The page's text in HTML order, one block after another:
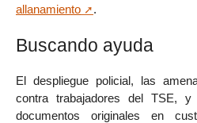
allanamiento
.
Buscando ayuda
El despliegue policial, las
contra trabajadores del TSE,
documentos originales en